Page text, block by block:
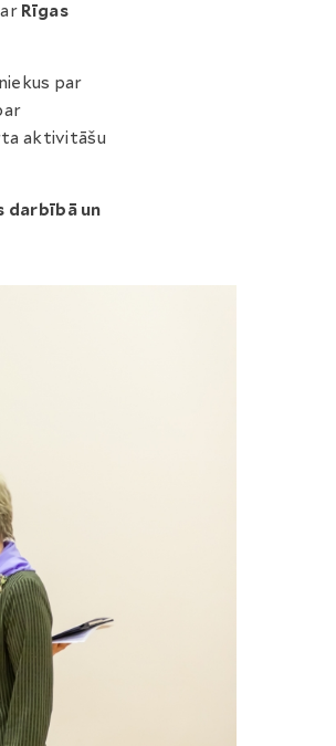
Rīgas
par
aktivitāšu
darbībā un